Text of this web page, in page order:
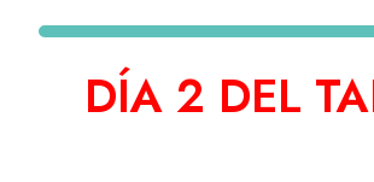
DÍA 2 DEL